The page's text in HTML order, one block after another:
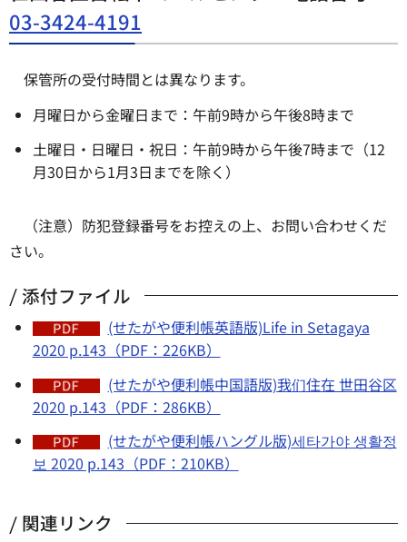
03-3424-4191
保管所の受付時間とは異なります。
月曜日から金曜日まで：午前9時から午後8時まで
土曜日・日曜日・祝日：午前9時から午後7時まで（12
月30日から1月3日までを除く）
（注意）防犯登録番号をお控えの上、お問い合わせくだ
さい。
添付ファイル
(せたがや便利帳英語版)Life in Setagaya
2020 p.143（PDF：226KB）
(せたがや便利帳中国語版)我们住在 世田谷区
2020 p.143（PDF：286KB）
(せたがや便利帳ハングル版)세타가야 생활정
보 2020 p.143（PDF：210KB）
関連リンク